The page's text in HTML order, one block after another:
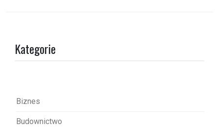
Kategorie
Biznes
Budownictwo